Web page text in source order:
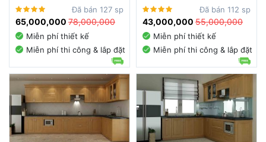
Đã bán 127 sp
65,000,000 78,000,000
Miễn phí thiết kế
Miễn phí thi công & lắp đặt
Đã bán 112 sp
43,000,000 55,000,000
Miễn phí thiết kế
Miễn phí thi công & lắp đặt